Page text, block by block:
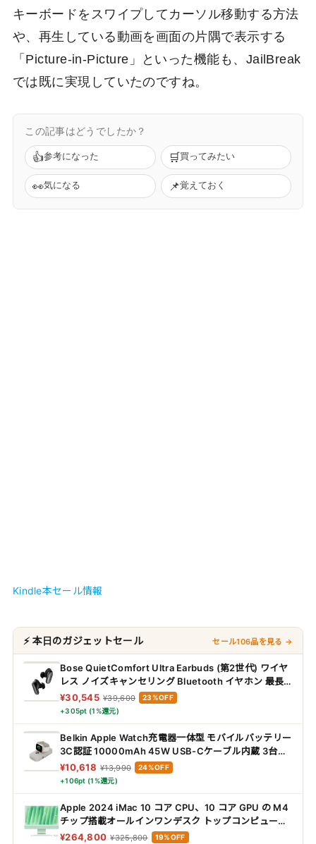
キーボードをスワイプしてカーソル移動する方法
や、再生している動画を画面の片隅で表示する
「Picture-in-Picture」といった機能も、JailBreak
では既に実現していたのですね。
この記事はどうでしたか？
👍参考になった 🛒買ってみたい
👀気になる 📌覚えておく
Kindle本セール情報
⚡ 本日のガジェットセール セール106品を見る →
Bose QuietComfort Ultra Earbuds (第2世代) ワイヤ
レス ノイズキャンセリング Bluetooth イヤホン 最長6
時間連続再生 IPX4規格準拠 イマーシブオーディオ 迫
力の重低音 ブラック
¥30,545 ¥39,600
23%OFF
+305pt (1%還元)
Belkin Apple Watch充電器一体型 モバイルバッテリー
3C認証 10000mAh 45W USB-Cケーブル内蔵 3台同
時充電
¥10,618 ¥13,990
24%OFF
+106pt (1%還元)
Apple 2024 iMac 10 コア CPU、10 コア GPU の M4
チップ搭載オールインワンデスク トップコンピュータ:
Apple Intelligence のために設計、24 インチ Retina
¥264,800 ¥325,800 19%OFF